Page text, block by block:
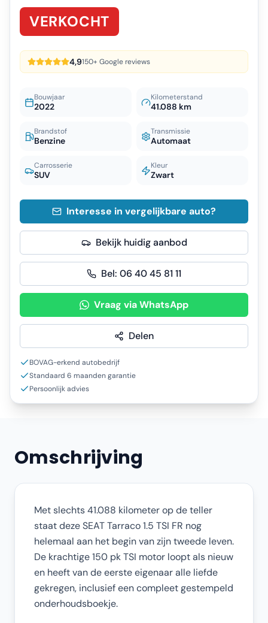
VERKOCHT
4,9150+ Google reviews
Bouwjaar
2022
Kilometerstand
41.088 km
Brandstof
Benzine
Transmissie
Automaat
Carrosserie
SUV
Kleur
Zwart
Interesse in vergelijkbare auto?
Bekijk huidig aanbod
Bel: 06 40 45 81 11
Vraag via WhatsApp
Delen
BOVAG-erkend autobedrijf
Standaard 6 maanden garantie
Persoonlijk advies
Omschrijving
Met slechts 41.088 kilometer op de teller
staat deze SEAT Tarraco 1.5 TSI FR nog
helemaal aan het begin van zijn tweede leven.
De krachtige 150 pk TSI motor loopt als nieuw
en heeft van de eerste eigenaar alle liefde
gekregen, inclusief een compleet gestempeld
onderhoudsboekje.